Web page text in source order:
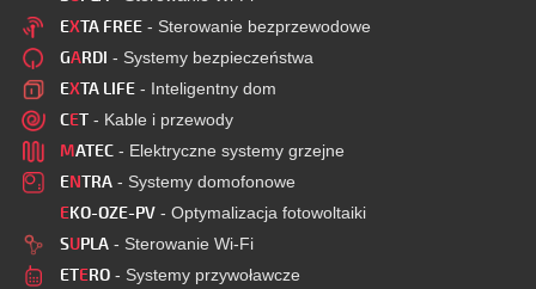
EXTA FREE - Sterowanie bezprzewodowe
GARDI - Systemy bezpieczeństwa
EXTA LIFE - Inteligentny dom
CET - Kable i przewody
MATEC - Elektryczne systemy grzejne
ENTRA - Systemy domofonowe
EKO-OZE-PV - Optymalizacja fotowoltaiki
SUPLA - Sterowanie Wi-Fi
ETERO - Systemy przywoławcze